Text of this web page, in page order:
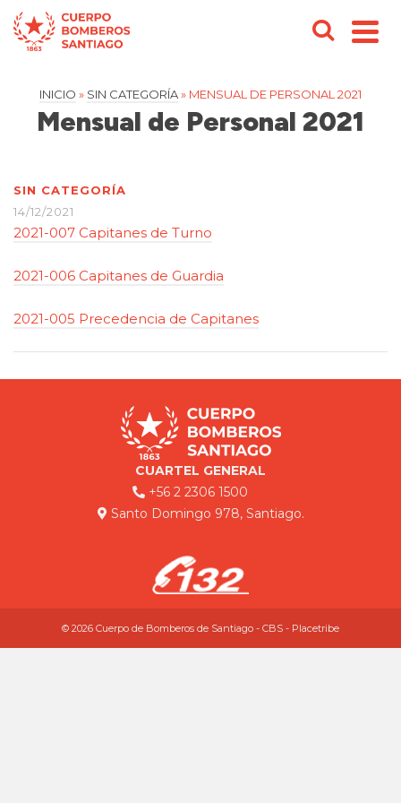
INICIO » SIN CATEGORÍA» MENSUAL DE PERSONAL 2021
Mensual de Personal 2021
SIN CATEGORÍA
14/12/2021
2021-007 Capitanes de Turno
2021-006 Capitanes de Guardia
2021-005 Precedencia de Capitanes
CUARTEL GENERAL
+56 2 2306 1500
Santo Domingo 978, Santiago.
© 2026 Cuerpo de Bomberos de Santiago - CBS - Placetribe